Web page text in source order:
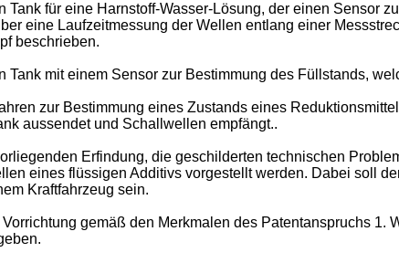
Tank für eine Harnstoff-Wasser-Lösung, der einen Sensor
eine Laufzeitmessung der Wellen entlang einer
beschrieben.
Tank mit einem Sensor zur Bestimmung des Füllstands,
zur Bestimmung eines Zustands eines
aussendet und Schallwellen empfängt..
Erfindung, die geschilderten technischen
eines flüssigen Additivs vorgestellt werden. Dabei soll
Kraftfahrzeug sein.
gemäß den Merkmalen des Patentanspruchs 1.